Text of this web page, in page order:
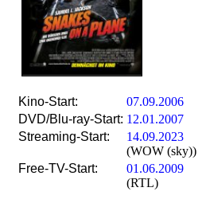
Kino-Start:
07.09.2006
DVD/Blu-ray-Start: 12.01.2007
Streaming-Start:
14.09.2023
(WOW (sky))
Free-TV-Start:
01.06.2009
(RTL)